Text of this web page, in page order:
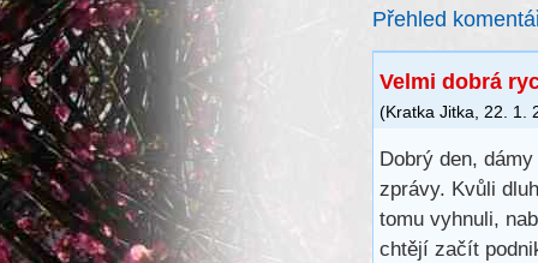
Přehled
Velmi dobrá
(Kratka Jitka 22. 1.
Dobrý den,
zprávy. Kvůli
tomu vyhnuli,
chtějí začít